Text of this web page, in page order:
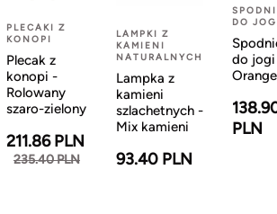
PLECAKI Z
KONOPI
Plecak z
konopi -
Rolowany
szaro-zielony
211.86 PLN
235.40 PLN
LAMPKI Z
KAMIENI
NATURALNYCH
Lampka z
kamieni
szlachetnych -
Mix kamieni
93.40 PLN
DO
do
Orange
PLN